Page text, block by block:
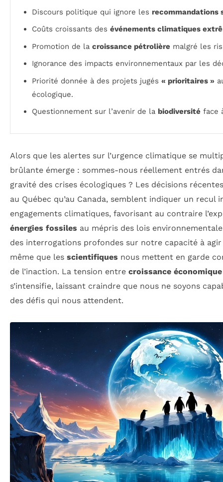
Discours politique qui ignore les recommandations
Coûts croissants des événements climatiques
Promotion de la croissance pétrolière malgré les
Ignorance des impacts environnementaux par les
Priorité donnée à des projets jugés « prioritaires »
écologique.
Questionnement sur l’avenir de la biodiversité face
Alors que les alertes sur l’urgence climatique se
brûlante émerge : sommes-nous réellement entrés
gravité des crises écologiques ? Les décisions
au Québec qu’au Canada, semblent indiquer un recul
engagements climatiques, favorisant au contraire
énergies fossiles au mépris des lois
des interrogations profondes sur notre capacité à agir
même que les scientifiques nous mettent en garde
de l’inaction. La tension entre croissance économique
s’intensifie, laissant craindre que nous ne soyons
des défis qui nous attendent.